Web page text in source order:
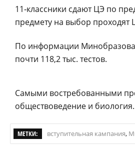
11‑классники сдают ЦЭ по
предмету на выбор проходят
По информации
почти 118,2 тыс. тестов.
Самыми востребованными
обществоведение и биология.
МЕТКИ: вступительная кампания,